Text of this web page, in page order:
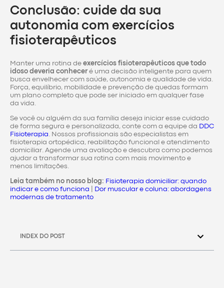
Conclusão: cuide da sua
autonomia com exercícios
fisioterapêuticos
Manter uma rotina de exercícios fisioterapêuticos que todo
idoso deveria conheceré uma decisão inteligente para quem
busca envelhecer com saúde, autonomia e qualidade de vida.
Força, equilíbrio, mobilidade e prevenção de quedas formam
um plano completo que pode ser iniciado em qualquer fase
da vida.
Se você ou alguém da sua família deseja iniciar esse cuidado
de forma segura e personalizada, conte com a equipe da DDC
Fisioterapia . Nossos profissionais são especialistas em
fisioterapia ortopédica, reabilitação funcional e atendimento
domiciliar. Agende uma avaliação e descubra como podemos
ajudar a transformar sua rotina com mais movimento e
menos limitações.
Leia também no nosso blog: Fisioterapia domiciliar: quando
indicar e como funciona
Dor muscular e coluna: abordagens
modernas de tratamento
INDEX DO POST